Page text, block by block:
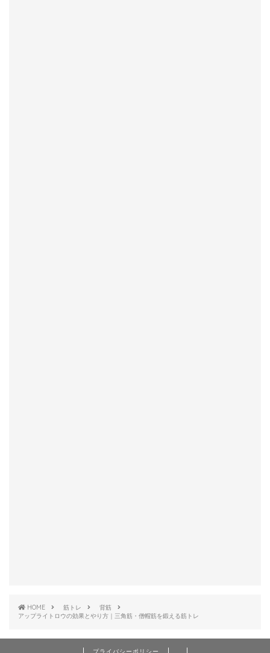
HOME 筋トレ
背筋
アップライトロウの効果とやり方｜三角筋・僧帽筋を鍛える筋トレ